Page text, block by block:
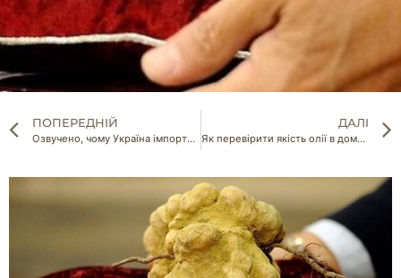
ПОПЕРЕДНІЙ
Озвучено, чому Україна імпортує польське сало та російські огірки
ДАЛІ
Як перевірити якість олії в домашніх умовах